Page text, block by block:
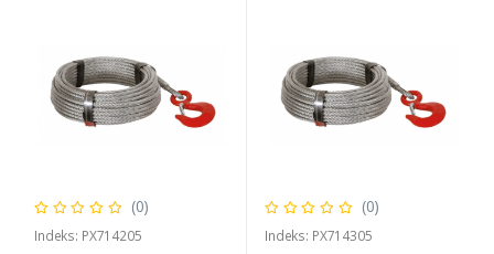
(0)
Indeks: PX714205
(0)
Indeks: PX714305